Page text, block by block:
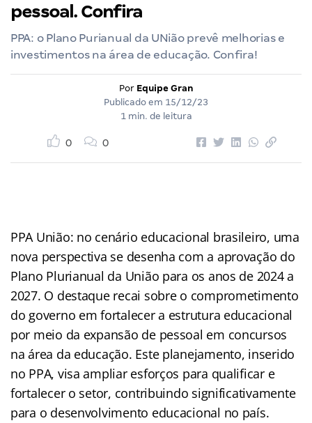
pessoal. Confira
PPA: o Plano Purianual da UNião prevê melhorias e
investimentos na área de educação. Confira!
Por Equipe Gran
Publicado em 15/12/23
1 min. de leitura
0 0
PPA União: no cenário educacional brasileiro, uma
nova perspectiva se desenha com a aprovação do
Plano Plurianual da União para os anos de 2024 a
2027. O destaque recai sobre o comprometimento
do governo em fortalecer a estrutura educacional
por meio da expansão de pessoal em concursos
na área da educação. Este planejamento, inserido
no PPA, visa ampliar esforços para qualificar e
fortalecer o setor, contribuindo significativamente
para o desenvolvimento educacional no país.